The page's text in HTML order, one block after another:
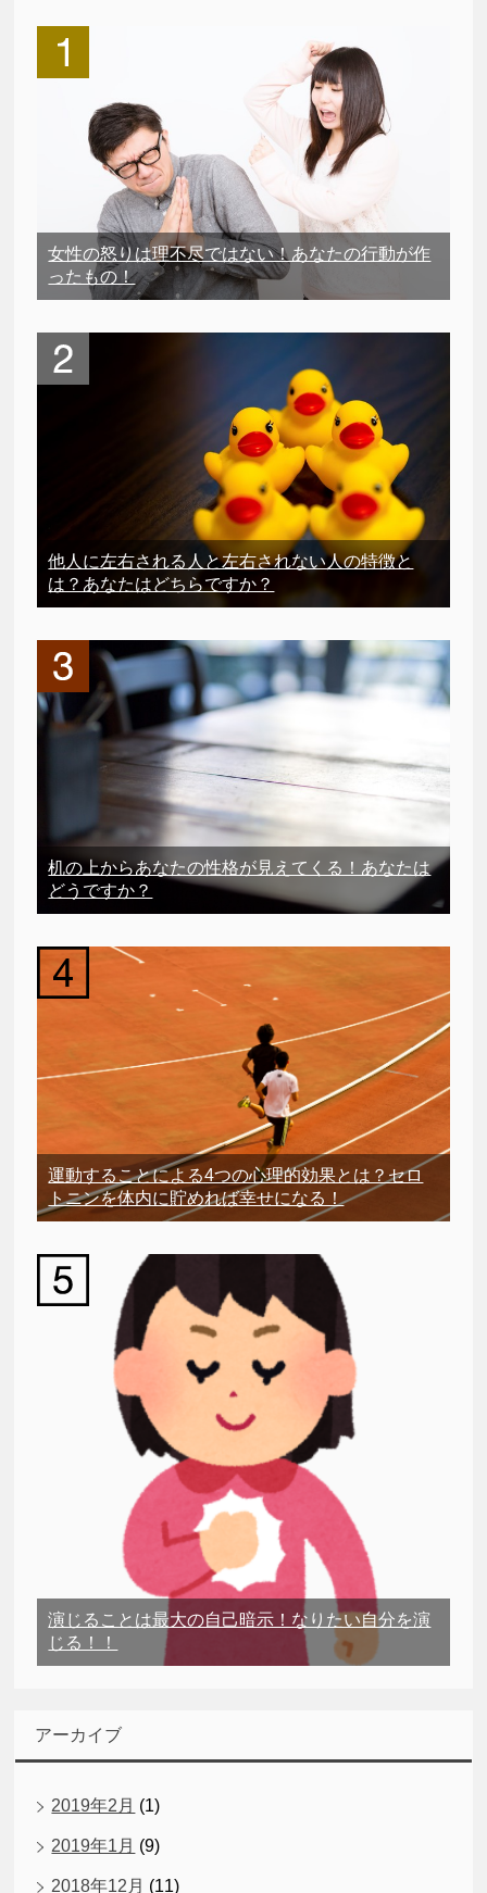
女性の怒りは理不尽ではない！あなたの行動が作
ったもの！
他人に左右される人と左右されない人の特徴と
は？あなたはどちらですか？
机の上からあなたの性格が見えてくる！あなたは
どうですか？
運動することによる4つの心理的効果とは？セロ
トニンを体内に貯めれば幸せになる！
演じることは最大の自己暗示！なりたい自分を演
じる！！
アーカイブ
2019年2月 (1)
2019年1月 (9)
2018年12月 (11)